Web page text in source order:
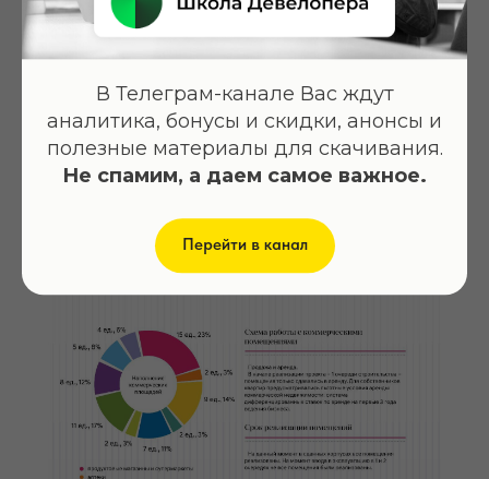
ПОЛУЧИТЬ МЕТОДИЧКУ
Стоимость: 1 000 руб.
МЕТОДИЧКИ
ТАКЖЕ ВЫ МОЖЕТЕ
ПРИОБРЕСТИ
ВИДЕОЗАПИСИ
ОБРАЗОВАТЕЛЬНЫХ
ОНЛАЙН-ПРОГРАММ
В Телеграм-канале Вас ждут
аналитика, бонусы и скидки, анонсы и
полезные материалы для скачивания.
Не спамим, а даем самое важное.
Перейти в канал